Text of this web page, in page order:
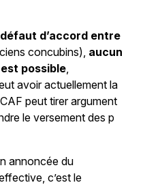
d’accord entre
concubins), aucun
possible,
avoir actuellement la
peut tirer argument
le versement des p
annoncée du
c’est le